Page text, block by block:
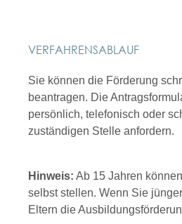
VERFAHRENSABLAUF
Sie können die Förderung
beantragen. Die
persönlich, telefonisch oder
zuständigen Stelle anfordern.
Hinweis: Ab 15 Jahren
selbst stellen. Wenn Sie
Eltern die